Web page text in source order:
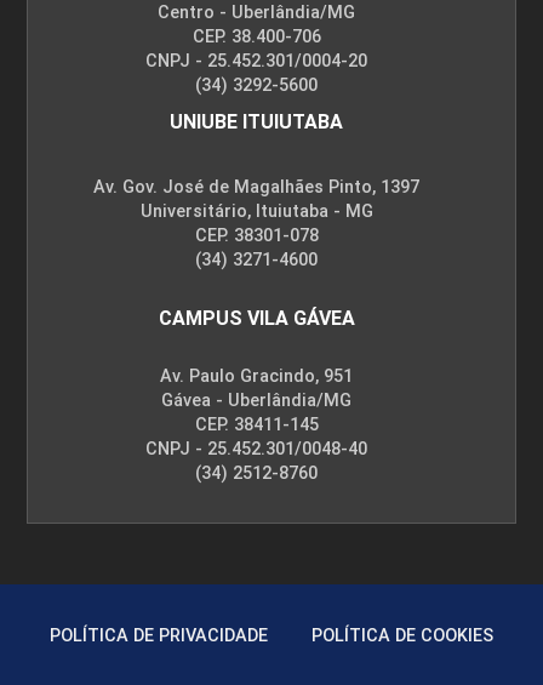
Centro - Uberlândia/MG
CEP. 38.400-706
CNPJ - 25.452.301/0004-20
(34) 3292-5600
UNIUBE ITUIUTABA
Av. Gov. José de Magalhães Pinto, 1397
Universitário, Ituiutaba - MG
CEP. 38301-078
(34) 3271-4600
CAMPUS VILA GÁVEA
Av. Paulo Gracindo, 951
Gávea - Uberlândia/MG
CEP. 38411-145
CNPJ - 25.452.301/0048-40
(34) 2512-8760
POLÍTICA DE PRIVACIDADE POLÍTICA DE COOKIES